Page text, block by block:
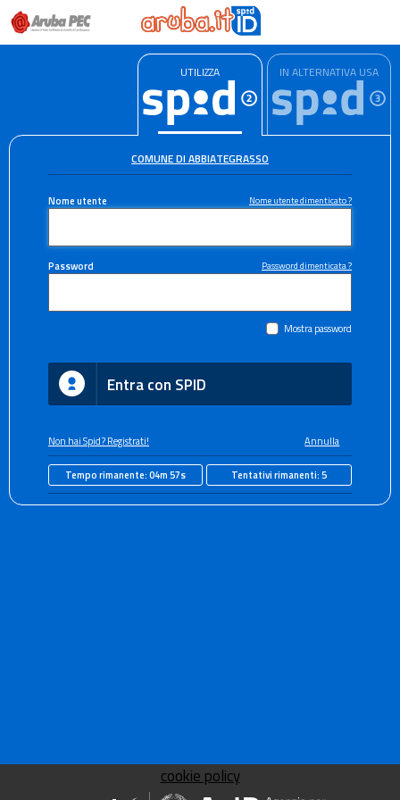
UTILIZZA IN ALTERNATIVA USA
COMUNE DI ABBIATEGRASSO
Nome utente Nome utente dimenticato ?
Password Password dimenticata ?
Mostra password
Entra con SPID
Non hai Spid? Registrati! Annulla
Tempo rimanente:04m 57s Tentativi rimanenti:5
cookie policy